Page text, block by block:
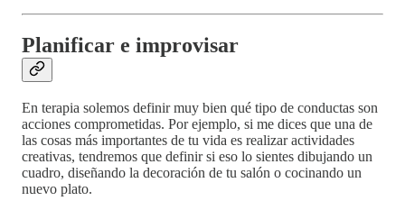
Planificar e improvisar
En terapia solemos definir muy bien qué tipo de conductas son
acciones comprometidas. Por ejemplo, si me dices que una de
las cosas más importantes de tu vida es realizar actividades
creativas, tendremos que definir si eso lo sientes dibujando un
cuadro, diseñando la decoración de tu salón o cocinando un
nuevo plato.